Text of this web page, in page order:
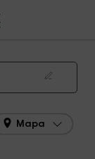
Mapa